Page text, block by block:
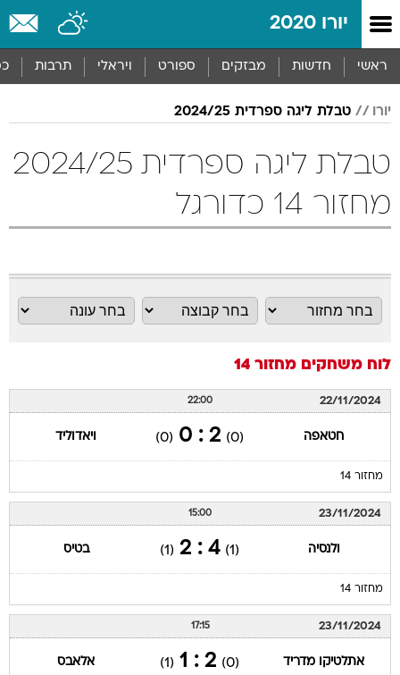
יורו 2020
ראשי חדשות מבזקים ספורט ויראלי תרבות
יורו טבלת ליגה ספרדית 2024/25
טבלת ליגה ספרדית 2024/25
מחזור 14 כדורגל
לוח משחקים מחזור 14
22/11/2024
22:00
חטאפה (0)
2 : 0
(0) ויאדוליד
מחזור 14
23/11/2024
15:00
ולנסיה (1)
4 : 2
(1) בטיס
מחזור 14
23/11/2024
17:15
אתלטיקו מדריד (0)
2 : 1
(1) אלאבס